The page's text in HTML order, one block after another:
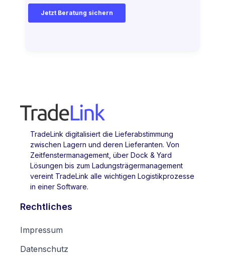
TradeLink digitalisiert die Lieferabstimmung
zwischen Lagern und deren Lieferanten. Von
Zeitfenstermanagement, über Dock & Yard
Lösungen bis zum Ladungsträgermanagement
vereint TradeLink alle wichtigen Logistikprozesse
in einer Software.
Rechtliches
Impressum
Datenschutz